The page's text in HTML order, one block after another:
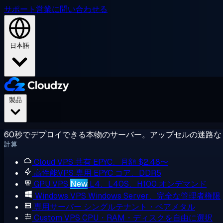
サポート営業に問い合わせる
日本語
60秒でデプロイできる本物のサーバー。アップセルの迷路
計算
Cloud VPS 共有 EPYC、月額 $2.48〜
高性能VPS 専用 EPYC コア、DDR5
GPU VPS New L4、L40S、H100 オンデマンド
Windows VPS Windows Server、完全な管理者権限
専用サーバー シングルテナント・ベアメタル
Custom VPS CPU・RAM・ディスクを自由に選択